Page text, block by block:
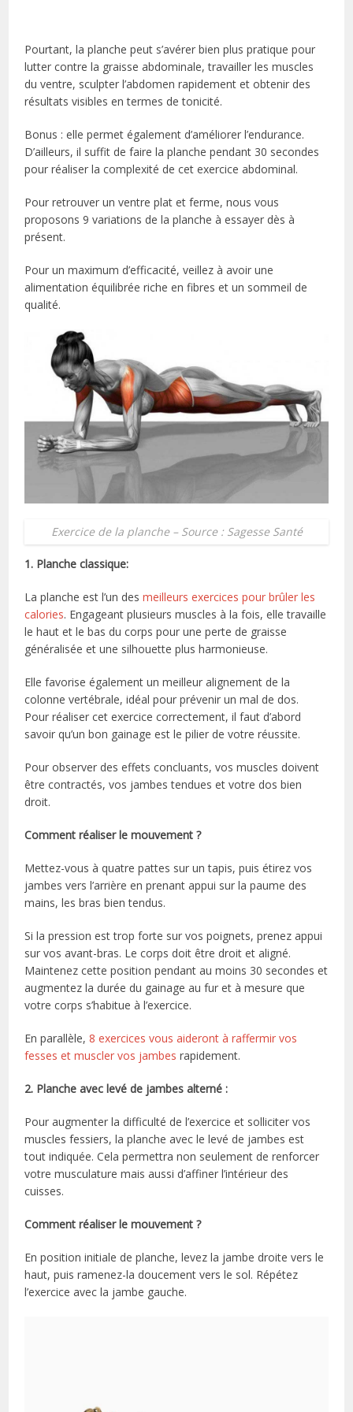
Pourtant, la planche peut s’avérer bien plus pratique pour
lutter contre la graisse abdominale, travailler les muscles
du ventre, sculpter l’abdomen rapidement et obtenir des
résultats visibles en termes de tonicité.
Bonus : elle permet également d’améliorer l’endurance.
D’ailleurs, il suffit de faire la planche pendant 30 secondes
pour réaliser la complexité de cet exercice abdominal.
Pour retrouver un ventre plat et ferme, nous vous
proposons 9 variations de la planche à essayer dès à
présent.
Pour un maximum d’efficacité, veillez à avoir une
alimentation équilibrée riche en fibres et un sommeil de
qualité.
Exercice de la planche – Source : Sagesse Santé
1. Planche classique:
La planche est l’un desmeilleurs exercices pour brûler les
calories. Engageant plusieurs muscles à la fois, elle travaille
le haut et le bas du corps pour une perte de graisse
généralisée et une silhouette plus harmonieuse.
Elle favorise également un meilleur alignement de la
colonne vertébrale, idéal pour prévenir un mal de dos.
Pour réaliser cet exercice correctement, il faut d’abord
savoir qu’un bon gainage est le pilier de votre réussite.
Pour observer des effets concluants, vos muscles doivent
être contractés, vos jambes tendues et votre dos bien
droit.
Comment réaliser le mouvement ?
Mettez-vous à quatre pattes sur un tapis, puis étirez vos
jambes vers l’arrière en prenant appui sur la paume des
mains, les bras bien tendus.
Si la pression est trop forte sur vos poignets, prenez appui
sur vos avant-bras. Le corps doit être droit et aligné.
Maintenez cette position pendant au moins 30 secondes et
augmentez la durée du gainage au fur et à mesure que
votre corps s’habitue à l’exercice.
En parallèle,8 exercices vous aideront à raffermir vos
fesses et muscler vos jambes rapidement.
2. Planche avec levé de jambes alterné :
Pour augmenter la difficulté de l’exercice et solliciter vos
muscles fessiers, la planche avec le levé de jambes est
tout indiquée. Cela permettra non seulement de renforcer
votre musculature mais aussi d’affiner l’intérieur des
cuisses.
Comment réaliser le mouvement ?
En position initiale de planche, levez la jambe droite vers le
haut, puis ramenez-la doucement vers le sol. Répétez
l’exercice avec la jambe gauche.